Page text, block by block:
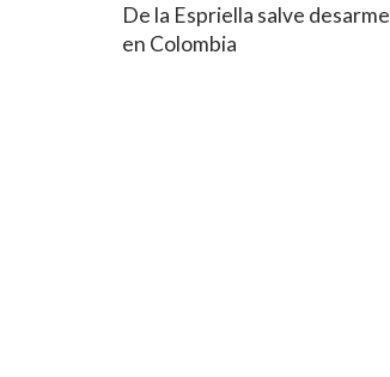
De la Espriella salve desarme
en Colombia